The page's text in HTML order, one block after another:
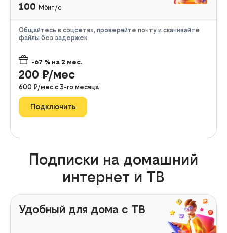
100 Мбит/с
Общайтесь в соцсетях, проверяйте почту и скачивайте
файлы без задержек
-67 % на 2 мес.
200 ₽/мес
600 ₽/мес с 3-го месяца
Подключить
Подписки на домашний
интернет и ТВ
Удобный для дома с ТВ